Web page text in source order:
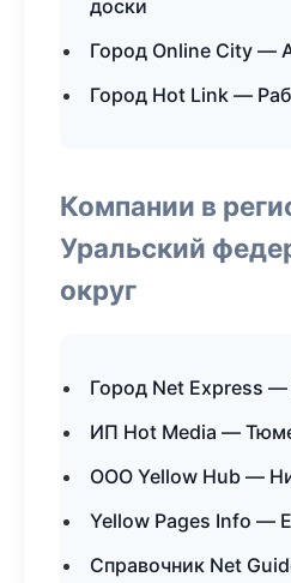
доски
Город Online City —
Город Hot Link —
Компании в
Уральский
округ
Город Net Express —
ИП Hot Media —
ООО Yellow Hub —
Yellow Pages Info —
Справочник Net